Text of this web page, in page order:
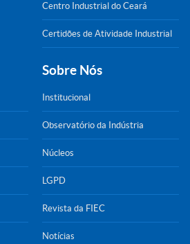
Centro Industrial do Ceará
Certidões de Atividade Industrial
Sobre Nós
Institucional
Observatório da Indústria
Núcleos
LGPD
Revista da FIEC
Notícias